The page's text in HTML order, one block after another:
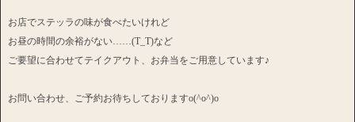
お店でステッラの味が食べたいけれど
お昼の時間の余裕がない……(T_T)など
ご要望に合わせてテイクアウト、お弁当をご用意しています♪
お問い合わせ、ご予約お待ちしておりますo(^o^)o